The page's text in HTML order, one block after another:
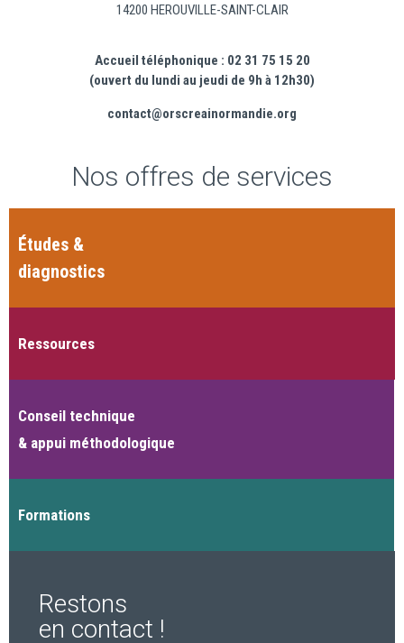
14200 HEROUVILLE-SAINT-CLAIR
Accueil téléphonique : 02 31 75 15 20
(ouvert du lundi au jeudi de 9h à 12h30)
contact@orscreainormandie.org
Nos offres de services
Études &
diagnostics
Ressources
Conseil technique
& appui méthodologique
Formations
Restons
en contact !